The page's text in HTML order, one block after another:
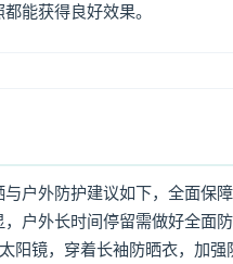
能获得良好效果。
户外防护建议如下，全面保障
户外长时间停留需做好全面
阳镜，穿着长袖防晒衣，加